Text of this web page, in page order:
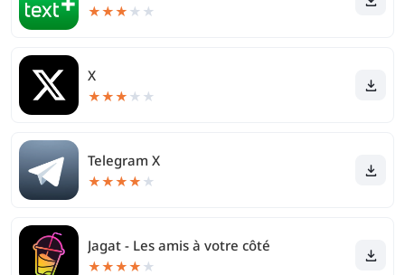
★★★ ★ ★
X
★★★ ★ ★
Telegram X
★★★★ ★
Jagat - Les amis à votre côté
★★★★ ★